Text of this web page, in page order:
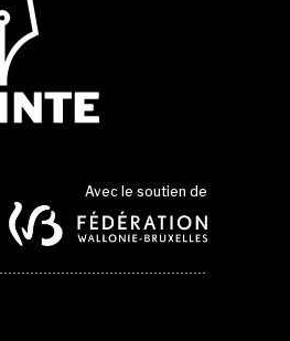
Avec le soutien de